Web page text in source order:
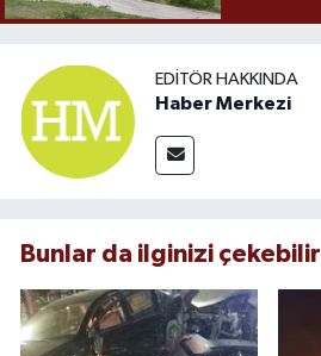
EDITÖR HAKKINDA
Haber Merkezi
Bunlar da ilginizi çekebilir